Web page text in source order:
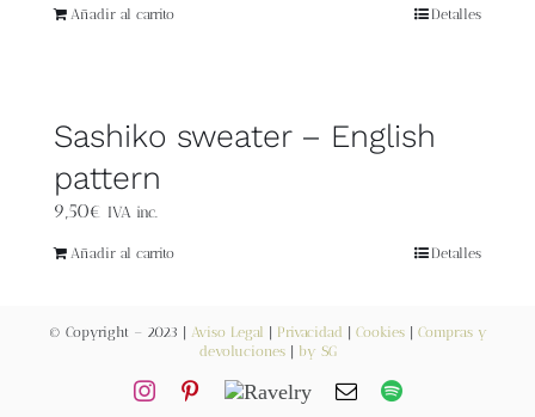
Mi cuenta
Añadir al carrito Detalles
Sashiko sweater – English
pattern
9,50€ IVA inc.
Añadir al carrito Detalles
© Copyright – 2023 | Aviso Legal Privacidad Cookies| Compras y
devoluciones| by SG